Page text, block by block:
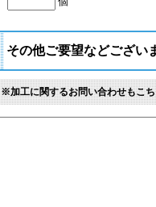
その他ご要望などござい
※加工に関するお問い合わせもこ